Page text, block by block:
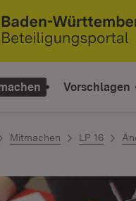
Vorschlagen
Mitmachen LP 16